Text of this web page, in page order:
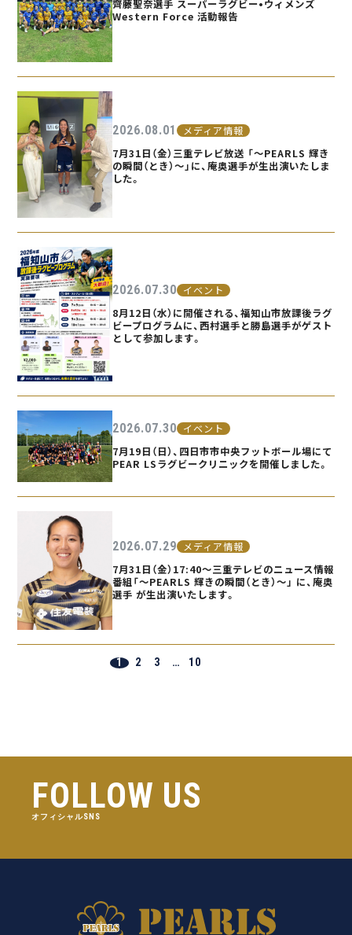
齊藤聖奈選手 スーパーラグビー•ウィメンズ
Western Force 活動報告
2026.08.01 メディア情報
7月31日（金）三重テレビ放送 「〜PEARLS 輝き
の瞬間（とき）〜」に、庵奥選手が生出演いたしま
した。
2026.07.30 イベント
8月12日（水）に開催される、福知山市放課後ラグ
ビープログラムに、西村選手と勝島選手がゲスト
として参加します。
2026.07.30 イベント
7月19日（日）、四日市市中央フットボール場にて
PEAR LSラグビークリニックを開催しました。
2026.07.29 メディア情報
7月31日（金）17:40〜三重テレビのニュース情報
番組「〜PEARLS 輝きの瞬間（とき）〜」 に、庵奥
選手 が生出演いたします。
1 2 3 … 10
FOLLOW US
オフィシャルSNS